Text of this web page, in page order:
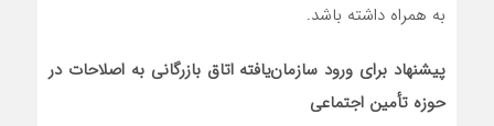
به همراه داشته باشد.
پیشنهاد برای ورود سازمان‌یافته اتاق بازرگانی به اصلاحات در
حوزه تأمین اجتماعی